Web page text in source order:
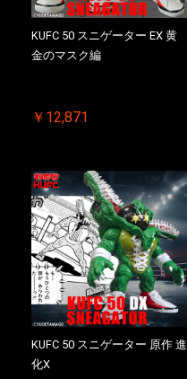
KUFC 50 スニゲーター EX 黄
金のマスク編
￥12,871
KUFC 50 スニゲーター 原作 進
化X